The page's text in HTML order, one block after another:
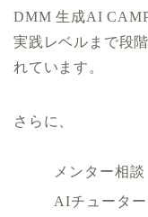
DMM 生成AI
実践レベルまで段
れています。
さらに、
メンター相談
AIチューター